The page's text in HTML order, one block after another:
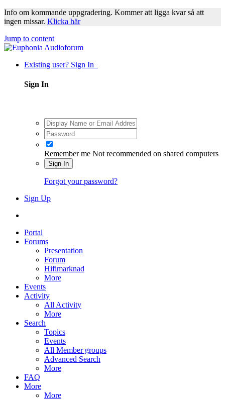
Info om kommande uppgradering. Kommer att ligga kvar så att
ingen missar. Klicka här
Jump to content
Existing user? Sign In
Sign In
Remember me Not recommended on shared computers
Sign In
Forgot your password?
Sign Up
Portal
Forums
Presentation
Forum
Hifimarknad
More
Events
Activity
All Activity
More
Search
Topics
Events
All Member groups
Advanced Search
More
FAQ
More
More